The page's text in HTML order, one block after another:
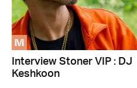
M
Interview Stoner VIP : DJ
Keshkoon